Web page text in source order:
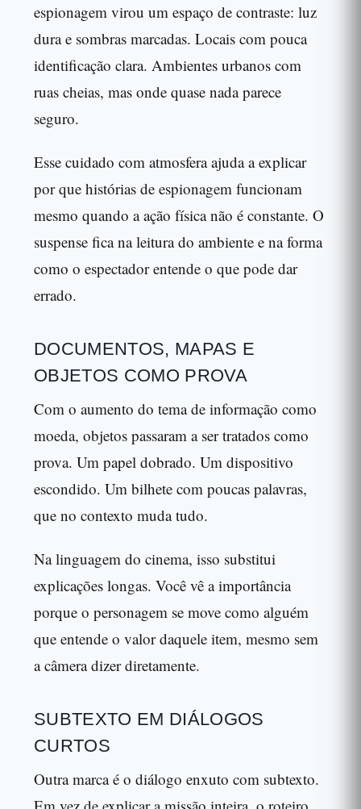
espionagem virou um espaço de contraste: luz
dura e sombras marcadas. Locais com pouca
identificação clara. Ambientes urbanos com
ruas cheias, mas onde quase nada parece
seguro.
Esse cuidado com atmosfera ajuda a explicar
por que histórias de espionagem funcionam
mesmo quando a ação física não é constante. O
suspense fica na leitura do ambiente e na forma
como o espectador entende o que pode dar
errado.
DOCUMENTOS, MAPAS E
OBJETOS COMO PROVA
Com o aumento do tema de informação como
moeda, objetos passaram a ser tratados como
prova. Um papel dobrado. Um dispositivo
escondido. Um bilhete com poucas palavras,
que no contexto muda tudo.
Na linguagem do cinema, isso substitui
explicações longas. Você vê a importância
porque o personagem se move como alguém
que entende o valor daquele item, mesmo sem
a câmera dizer diretamente.
SUBTEXTO EM DIÁLOGOS
CURTOS
Outra marca é o diálogo enxuto com subtexto.